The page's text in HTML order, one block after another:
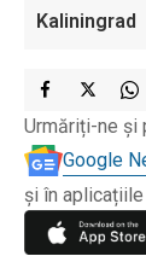
Kaliningrad
Urmăriți-ne și
Google
și în